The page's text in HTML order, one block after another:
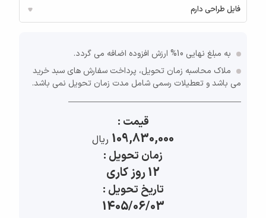
به مبلغ نهایی 10% ارزش افزوده اضافه می گردد.
ملاک محاسبه زمان تحویل، پرداخت سفارش های سبد خرید
می باشد و تعطیلات رسمی شامل مدت زمان تحویل نمی باشد.
قیمت :
109,830,000 ريال
زمان تحویل :
12 روز کاری
تاریخ تحویل :
1405/06/03